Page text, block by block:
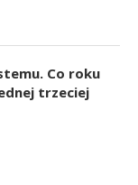
Co roku
trzeciej